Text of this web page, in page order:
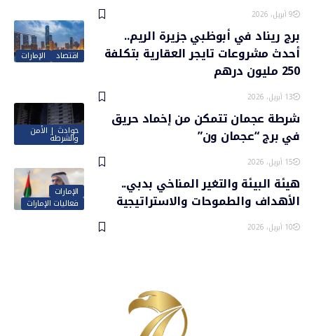
9 أبريل، 2026
اقتصاد الإمارات
برج ريناد في أبوظبي جزيرة الريم..
أحدث مشروعات تايجر العقارية بتكلفة
250 مليون درهم
13 أبريل، 2026
حوادث | الأمن
والشرطة
شرطة عجمان تتمكن من إخماد حريق
في برج “عجمان ون”
15 أبريل، 2026
الإمارات
فعاليات الإمارات
هيئة البيئة والتغير المناخي بدبي..
الأهداف والطموحات والاستراتيجية
10 أبريل، 2026